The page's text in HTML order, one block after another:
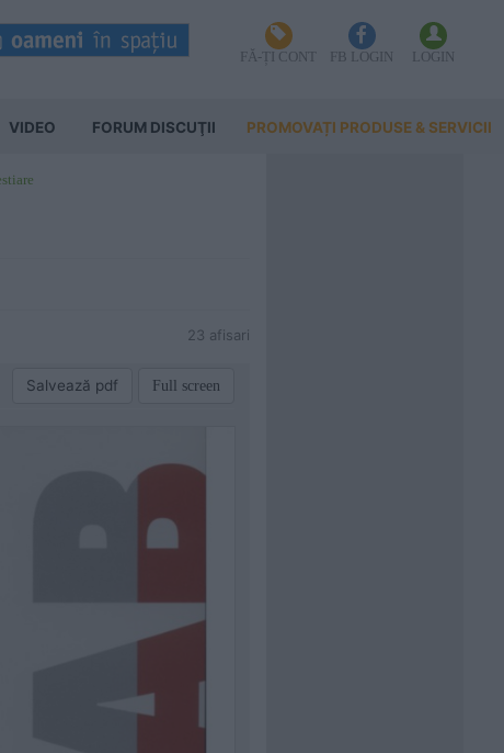
FĂ-ȚI CONT FB LOGIN LOGIN
VIDEO FORUM DISCUŢII PROMOVAȚI PRODUSE & SERVICII
23 afisari
Salvează pdf Full screen